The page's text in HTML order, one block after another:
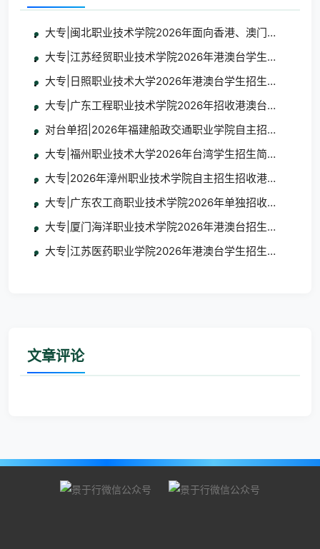
大专|闽北职业技术学院2026年面向香港、澳门、台湾地
大专|江苏经贸职业技术学院2026年港澳台学生招生简章
大专|日照职业技术大学2026年港澳台学生招生简章
大专|广东工程职业技术学院2026年招收港澳台地区学生
对台单招|2026年福建船政交通职业学院自主招生招收台
大专|福州职业技术大学2026年台湾学生招生简章及报名表
大专|2026年漳州职业技术学院自主招生招收港澳台学生
大专|广东农工商职业技术学院2026年单独招收港澳台学
大专|厦门海洋职业技术学院2026年港澳台招生简章
大专|江苏医药职业学院2026年港澳台学生招生简章
文章评论